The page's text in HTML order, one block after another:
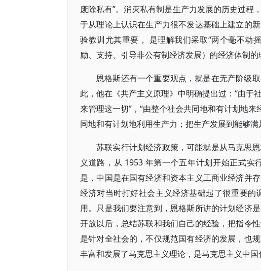
废除私有”。消灭私有制是生产力发展的历史过程
于从理论上认识在生产力很不发达基础上建立的
验教训尤其重要， 是理解我们采取“两个毫不动
励、支持、引导非公有制经济发展）的经济体制的
恩格斯还有一个重要观点，就是在无产阶级
此，他在《共产主义原理》中明确提出过：“由于
来管理这一切”，“由整个社会共同地和有计划地
同地和有计划地利用生产力；把生产发展到能够满
苏联实行计划经济政策，可能就是从马克思
义道路，从 1953 年第一个五年计划开始正式
是，中国是在国有经济和资本主义工商业经济并
经济对当时打好社会主义经济基础起了很重要
用。只是我们要注意到，恩格斯所讲的计划经济
开放以后，总结苏联和我们自己的经验，把指令
是针对全社会的，不仅规范国有经济的发展，也
丰富和发展了马克思主义理论，是马克思主义中国